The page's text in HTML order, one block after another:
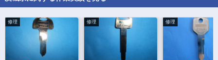
修理 修理 修理